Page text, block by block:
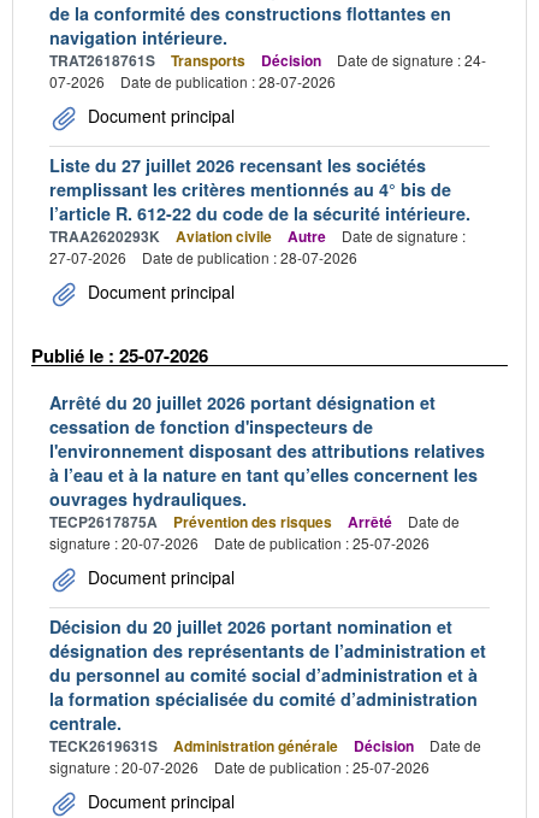
de la conformité des constructions flottantes en
navigation intérieure.
TRAT2618761S Transports Décision
Date de signature : 24-
07-2026
Date de publication : 28-07-2026
Document principal
Liste du 27 juillet 2026 recensant les sociétés
remplissant les critères mentionnés au 4° bis de
l’article R. 612-22 du code de la sécurité intérieure.
TRAA2620293K Aviation civile Autre
Date de signature :
27-07-2026
Date de publication : 28-07-2026
Document principal
Publié le : 25-07-2026
Arrêté du 20 juillet 2026 portant désignation et
cessation de fonction d'inspecteurs de
l'environnement disposant des attributions relatives
à l’eau et à la nature en tant qu’elles concernent les
ouvrages hydrauliques.
TECP2617875A Prévention des risques Arrêté
Date de
signature : 20-07-2026
Date de publication : 25-07-2026
Document principal
Décision du 20 juillet 2026 portant nomination et
désignation des représentants de l’administration et
du personnel au comité social d’administration et à
la formation spécialisée du comité d’administration
centrale.
TECK2619631S Administration générale Décision
Date de
signature : 20-07-2026
Date de publication : 25-07-2026
Document principal